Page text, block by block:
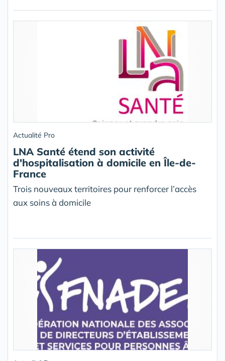
Actualité Pro
LNA Santé étend son activité
d'hospitalisation à domicile en Île-de-
France
Trois nouveaux territoires pour renforcer l’accès
aux soins à domicile